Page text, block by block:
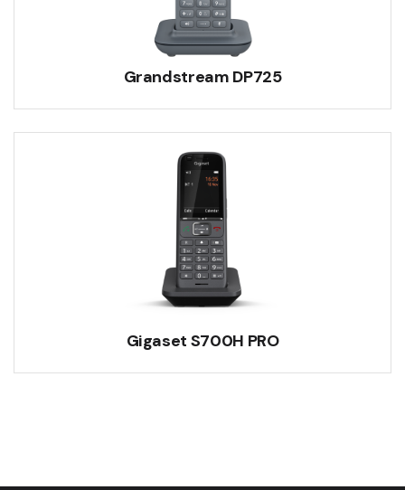
Grandstream DP725
Gigaset S700H PRO